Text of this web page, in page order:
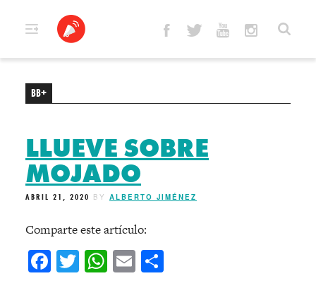
BB+
LLUEVE SOBRE
MOJADO
ABRIL 21, 2020 BY ALBERTO JIMÉNEZ
Comparte este artículo:
Facebook
Twitter
WhatsApp
Email